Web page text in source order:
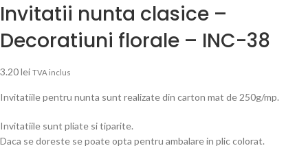
Invitatii nunta clasice –
Decoratiuni florale – INC-38
3.20lei TVA inclus
Invitatiile pentru nunta sunt realizate din carton mat de 250g/mp.
Invitatiile sunt pliate si tiparite.
Daca se doreste se poate opta pentru ambalare in plic colorat.